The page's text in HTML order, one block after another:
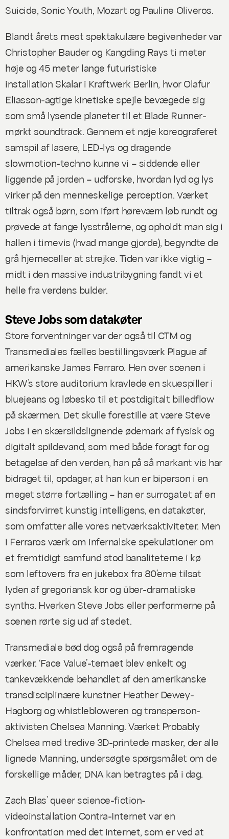
Suicide, Sonic Youth, Mozart og Pauline Oliveros.
Blandt årets mest spektakulære begivenheder var
Christopher Bauder og Kangding Rays ti meter
høje og 45 meter lange futuristiske
installation Skalari Kraftwerk Berlin, hvor Olafur
Eliasson-agtige kinetiske spejle bevægede sig
som små lysende planeter til et Blade Runner-
mørkt soundtrack. Gennem et nøje koreograferet
samspil af lasere, LED-lys og dragende
slowmotion-techno kunne vi – siddende eller
liggende på jorden – udforske, hvordan lyd og lys
virker på den menneskelige perception. Værket
tiltrak også børn, som iført høreværn løb rundt og
prøvede at fange lysstrålerne, og opholdt man sig i
hallen i timevis (hvad mange gjorde), begyndte de
grå hjerneceller at strejke. Tiden var ikke vigtig –
midt i den massive industribygning fandt vi et
helle fra verdens bulder.
Steve Jobs som datakøter
Store forventninger var der også til CTM og
Transmediales fælles bestillingsværk Plague af
amerikanske James Ferraro. Hen over scenen i
HKW’s store auditorium kravlede en skuespiller i
bluejeans og løbesko til et postdigitalt billedflow
på skærmen. Det skulle forestille at være Steve
Jobs i en skærsildslignende ødemark af fysisk og
digitalt spildevand, som med både foragt for og
betagelse af den verden, han på så markant vis har
bidraget til, opdager, at han kun er biperson i en
meget større fortælling – han er surrogatet af en
sindsforvirret kunstig intelligens, en datakøter,
som omfatter alle vores netværksaktiviteter. Men
i Ferraros værk om infernalske spekulationer om
et fremtidigt samfund stod banaliteterne i kø
som leftovers fra en jukebox fra 80’erne tilsat
lyden af gregoriansk kor og über-dramatiske
synths. Hverken Steve Jobs eller performerne på
scenen rørte sig ud af stedet.
Transmediale bød dog også på fremragende
værker. ‘Face Value’-temaet blev enkelt og
tankevækkende behandlet af den amerikanske
transdisciplinære kunstner Heather Dewey-
Hagborg og whistlebloweren og transperson-
aktivisten Chelsea Manning. Værket Probably
Chelsea med tredive 3D-printede masker, der alle
lignede Manning, undersøgte spørgsmålet om de
forskellige måder, DNA kan betragtes på i dag.
Zach Blas’ queer science-fiction-
videoinstallation Contra-Internetvar en
konfrontation med det internet, som er ved at